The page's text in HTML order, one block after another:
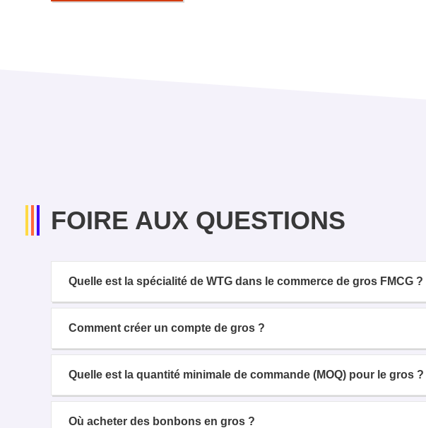
FOIRE AUX QUESTIONS
Quelle est la spécialité de WTG dans le commerce de gros FMCG ?
Comment créer un compte de gros ?
Quelle est la quantité minimale de commande (MOQ) pour le gros ?
Où acheter des bonbons en gros ?